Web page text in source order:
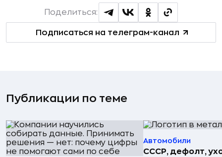
Подписаться на телеграм-канал
Поделиться:
Публикации по теме
Автомобили
СССР, дефолт,